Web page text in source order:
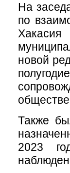
На
по
новой
Также
2023